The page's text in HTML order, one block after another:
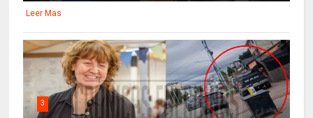
Leer Mas
3